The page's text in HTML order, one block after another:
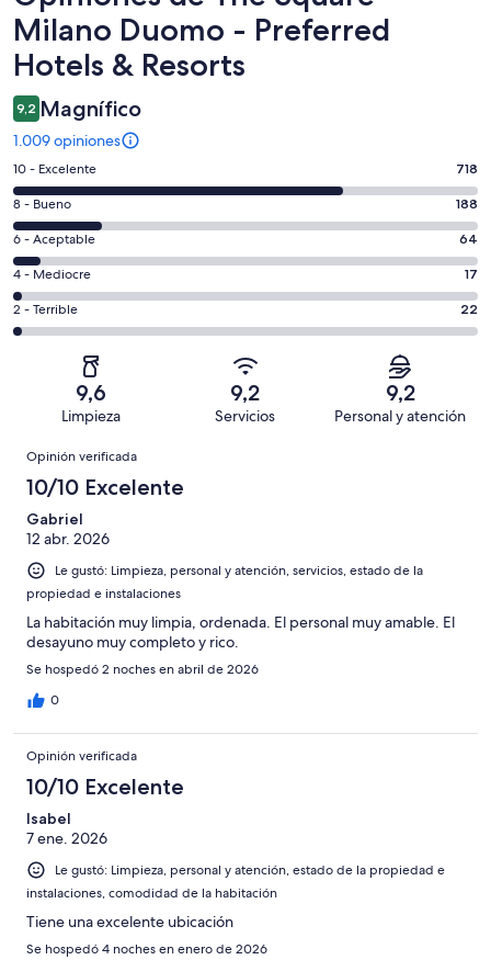
Milano Duomo - Preferred
Hotels & Resorts
9,2 Magnífico
1.009 opiniones
Evaluación:
10
-
Excelente.
718
de
1009
opiniones
10 - Excelente 718
Evaluación:
8
-
Bueno.
188
de
opiniones
8 - Bueno 188
Evaluación:
6
-
Aceptable.
64
opiniones
6 - Aceptable 64
Evaluación:
4
-
4 - Mediocre 17
Evaluación:
2
1009
opiniones
2 - Terrible 22
9,6
Limpieza
9,2
Servicios
9,2
Personal y atención
Opiniones
Opinión verificada
10/10 Excelente
Gabriel
12 abr. 2026
Le gustó: Limpieza, personal y atención, servicios, estado de la
propiedad e instalaciones
La habitación muy limpia, ordenada. El personal muy amable. El
desayuno muy completo y rico.
Se hospedó 2 noches en abril de 2026
0
Opinión verificada
10/10 Excelente
Isabel
7 ene. 2026
Le gustó: Limpieza, personal y atención, estado de la propiedad e
instalaciones, comodidad de la habitación
Tiene una excelente ubicación
Se hospedó 4 noches en enero de 2026